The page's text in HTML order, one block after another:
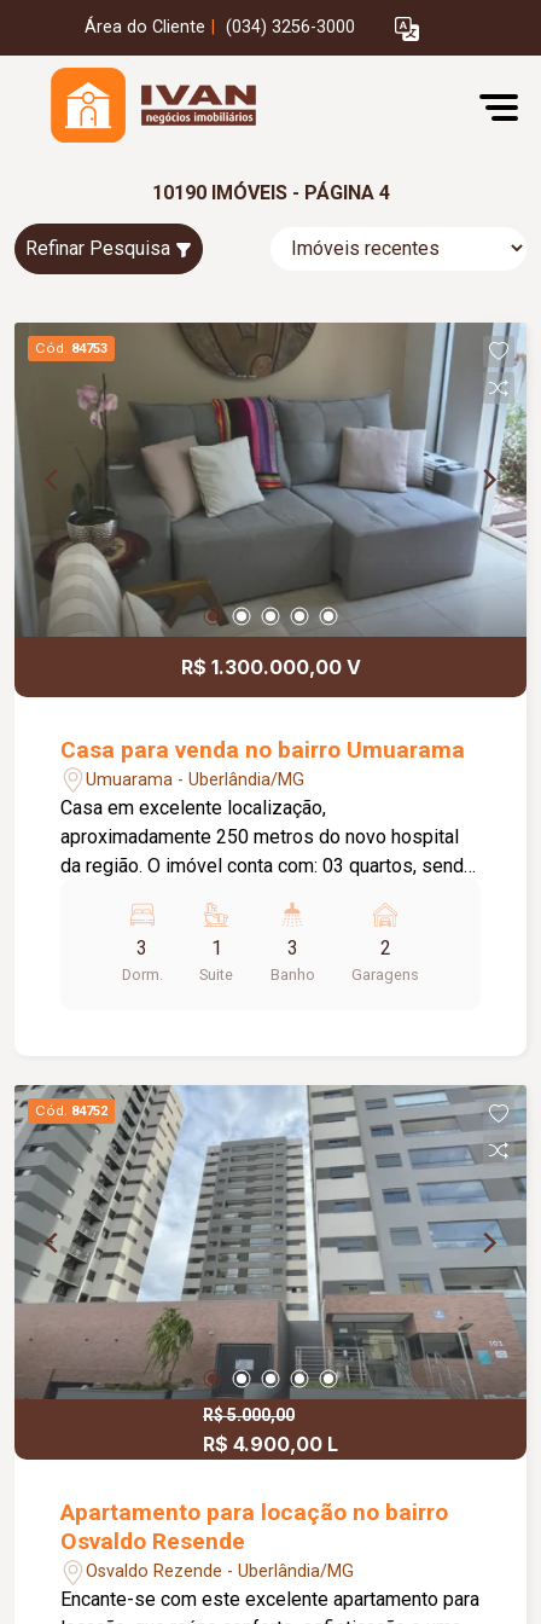
Área do Cliente (034) 3256-3000
10190 IMÓVEIS - PÁGINA 4
Refinar Pesquisa
Cód. 84753
R$ 1.300.000,00 V
Casa para venda no bairro Umuarama
Umuarama - Uberlândia/MG
Casa em excelente localização,
aproximadamente 250 metros do novo hospital
da região. O imóvel conta com: 03 quartos, sendo
em 02 ambientes; Sala de TV; Jardim de inverno;
Escritório amplo; Cozinha totalmente planejada;
Lavanderia; Área gourmet com churrasqueira;
hospital, comércios e serviços, proporcionando
praticidade e conforto para toda a família.
3
Dorm.
1
Suite
3
Banho
2
Garagens
Cód. 84752
R$ 5.000,00
R$ 4.900,00 L
Apartamento para locação no bairro
Osvaldo Resende
Osvaldo Rezende - Uberlândia/MG
Encante-se com este excelente apartamento para